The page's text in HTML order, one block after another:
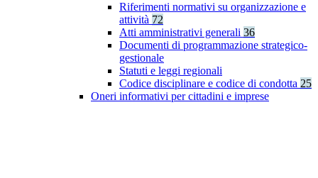
Riferimenti normativi su organizzazione e
attività 72
Atti amministrativi generali 36
Documenti di programmazione strategico-
gestionale
Statuti e leggi regionali
Codice disciplinare e codice di condotta 25
Oneri informativi per cittadini e imprese